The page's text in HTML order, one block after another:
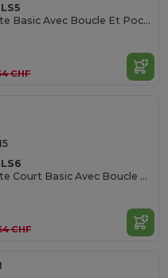
Tablier À Bavette Basic Avec Boucle Et Poche
CHF
Tablier À Bavette Court Basic Avec Boucle Et Poche
CHF